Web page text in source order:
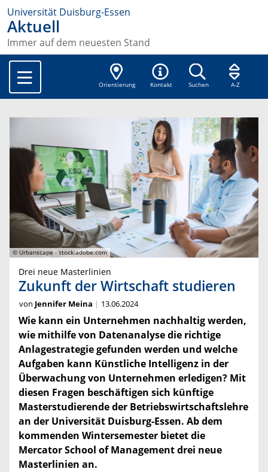
Universität Duisburg-Essen
Aktuell
Immer auf dem neuesten Stand
Orientierung Kontakt Suchen A-Z
© Urbanscape - stock.adobe.com
Drei neue Masterlinien
Zukunft der Wirtschaft studieren
von Jennifer Meina 13.06.2024
Wie kann ein Unternehmen nachhaltig werden,
wie mithilfe von Datenanalyse die richtige
Anlagestrategie gefunden werden und welche
Aufgaben kann Künstliche Intelligenz in der
Überwachung von Unternehmen erledigen? Mit
diesen Fragen beschäftigen sich künftige
Masterstudierende der Betriebswirtschaftslehre
an der Universität Duisburg-Essen. Ab dem
kommenden Wintersemester bietet die
Mercator School of Management drei neue
Masterlinien an.